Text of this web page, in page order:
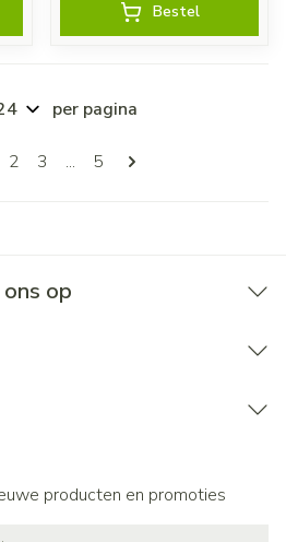
Bestel
Pagina's
momenteel pagina
Pagina
2 Pagina
3 ... Pagina
5
per pagina
op
producten en promoties